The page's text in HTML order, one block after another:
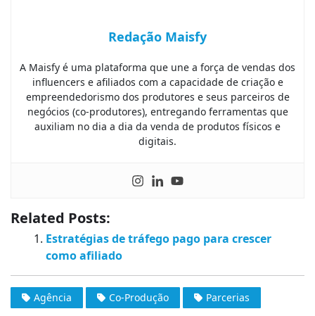
Redação Maisfy
A Maisfy é uma plataforma que une a força de vendas dos
influencers e afiliados com a capacidade de criação e
empreendedorismo dos produtores e seus parceiros de
negócios (co-produtores), entregando ferramentas que
auxiliam no dia a dia da venda de produtos físicos e
digitais.
Related Posts:
Estratégias de tráfego pago para crescer
como afiliado
Agência Co-Produção Parcerias